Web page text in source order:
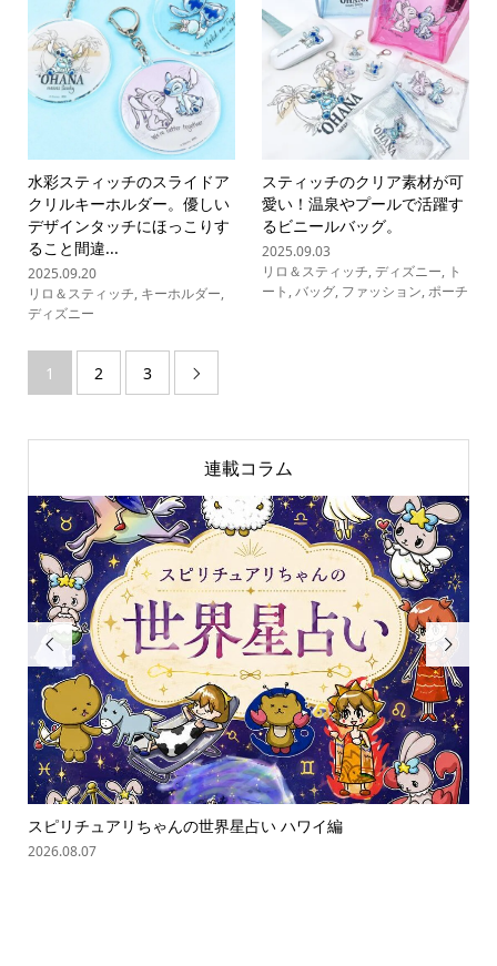
水彩スティッチのスライドア
クリルキーホルダー。優しい
デザインタッチにほっこりす
ること間違...
2025.09.20
リロ＆スティッチ, キーホルダー,
ディズニー
スティッチのクリア素材が可
愛い！温泉やプールで活躍す
るビニールバッグ。
2025.09.03
リロ＆スティッチ,ディズニー, ト
ート ,バッグ, ファッション,ポーチ
1 2 3 
連載コラム

スピリチュアリちゃんの世界星占い ハワイ編
2026.08.07
